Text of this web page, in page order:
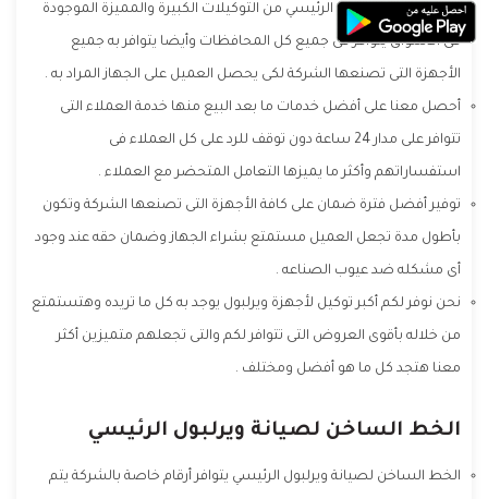
توكيل صيانة ويرلبول الرئيسي من التوكيلات الكبيرة والمميزة الموجودة
فى الاسواق يتوافر فى جميع كل المحافظات وأيضا يتوافر به جميع
الأجهزة التى تصنعها الشركة لكى يحصل العميل على الجهاز المراد به .
أحصل معنا على أفضل خدمات ما بعد البيع منها خدمة العملاء التى
تتوافر على مدار 24 ساعة دون توقف للرد على كل العملاء فى
استفساراتهم وأكثر ما يميزها التعامل المتحضر مع العملاء .
توفير أفضل فترة ضمان على كافة الأجهزة التى تصنعها الشركة وتكون
بأطول مدة تجعل العميل مستمتع بشراء الجهاز وضمان حقه عند وجود
أى مشكله ضد عيوب الصناعه .
نحن نوفر لكم أكبر توكيل لأجهزة ويرلبول يوجد به كل ما تريده وهتستمتع
من خلاله بأقوى العروض التى تتوافر لكم والتى تجعلهم متميزين أكثر
معنا هتجد كل ما هو أفضل ومختلف .
الخط الساخن لصيانة ويرلبول الرئيسي
الخط الساخن لصيانة ويرلبول الرئيسي يتوافر أرقام خاصة بالشركة يتم